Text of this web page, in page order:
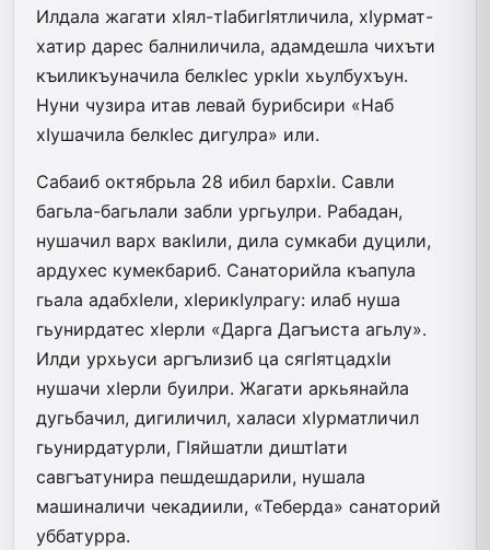
Илдала жагати хIял-тIабигIятличила, хIурмат-
хатир дарес балниличила, адамдешла чихъти
къиликъуначила белкIес уркIи хьулбухъун.
Нуни чузира итав левай бурибсири «Наб
хIушачила белкIес дигулра» или.
Сабаиб октябрьла 28 ибил бархIи. Савли
багьла-багьлали забли ургьулри. Рабадан,
нушачил варх вакIили, дила сумкаби дуцили,
ардухес кумекбариб. Санаторийла къапула
гьала адабхIели, хIерикIулрагу: илаб нуша
гьунирдатес хIерли «Дарга Дагъиста агьлу».
Илди урхьуси аргълизиб ца сягIятцадхIи
нушачи хIерли буилри. Жагати аркьянайла
дугьбачил, дигиличил, халаси хIурматличил
гьунирдатурли, ГIяйшатли диштIати
савгъатунира пешдешдарили, нушала
машиналичи чекадиили, «Теберда» санаторий
уббатурра.